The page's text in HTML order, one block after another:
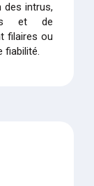
des intrus,
et de
filaires ou
fiabilité.